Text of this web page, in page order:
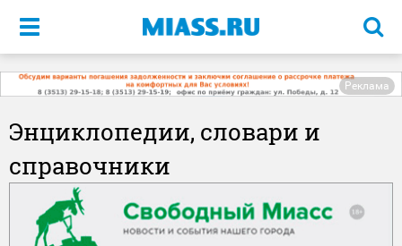
Меню
Реклама
Энциклопедии, словари и
справочники